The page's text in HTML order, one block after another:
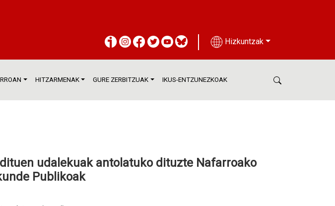
Hizkuntzak
HITZARMENAK GURE ZERBITZUAK IKUS-ENTZUNEZKOAK
udalekuak antolatuko dituzte Nafarroako
Publikoak